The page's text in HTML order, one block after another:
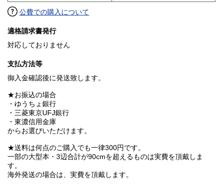
公費での購入について
適格請求書発行
対応しておりません
支払方法等
御入金確認後に発送致します。
★お振込の場合
・ゆうちょ銀行
・三菱東京UFJ銀行
・東濃信用金庫
からお選びいただけます。
★送料は何点のご購入でも一律300円です。
一部の大型本・3辺合計が90cmを超えるものは実費を頂戴しま
す。
海外発送の場合は、実費を頂戴します。